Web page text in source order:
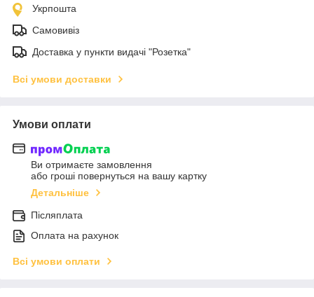
Укрпошта
Самовивіз
Доставка у пункти видачі "Розетка"
Всі умови доставки
Умови оплати
Ви отримаєте замовлення
або гроші повернуться на вашу картку
Детальніше
Післяплата
Оплата на рахунок
Всі умови оплати